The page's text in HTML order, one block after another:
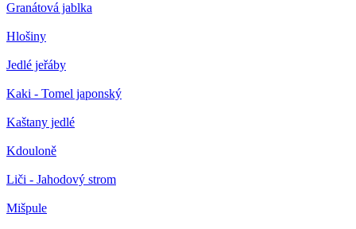
Granátová jablka
Hlošiny
Jedlé jeřáby
Kaki - Tomel japonský
Kaštany jedlé
Kdouloně
Liči - Jahodový strom
Mišpule